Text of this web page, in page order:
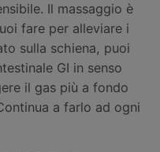
Il massaggio è
fare per alleviare i
sulla schiena, puoi
GI in senso
il gas più a fondo
a farlo ad ogni